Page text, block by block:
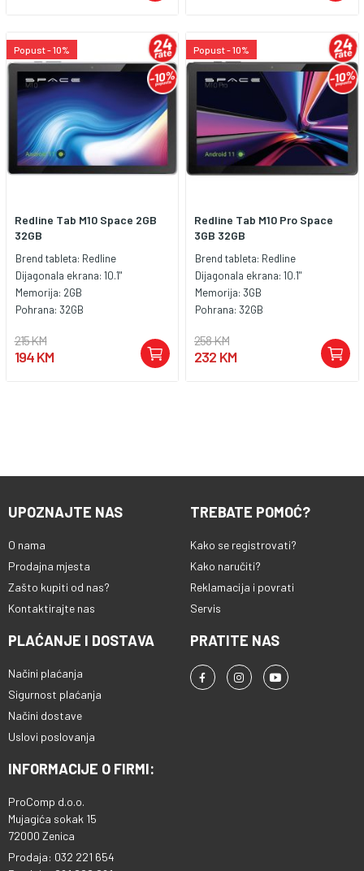
Popust - 10%
Redline Tab M10 Space 2GB
32GB
Brend tableta: Redline
Dijagonala ekrana: 10.1"
Memorija: 2GB
Pohrana: 32GB
215 KM
194 KM
Popust - 10%
Redline Tab M10 Pro Space
3GB 32GB
Brend tableta: Redline
Dijagonala ekrana: 10.1"
Memorija: 3GB
Pohrana: 32GB
258 KM
232 KM
UPOZNAJTE NAS
O nama
Prodajna mjesta
Zašto kupiti od nas?
Kontaktirajte nas
TREBATE POMOĆ?
Kako se registrovati?
Kako naručiti?
Reklamacija i povrati
Servis
PLAĆANJE I DOSTAVA
Načini plaćanja
Sigurnost plaćanja
Načini dostave
Uslovi poslovanja
PRATITE NAS
INFORMACIJE O FIRMI:
ProComp d.o.o.
Mujagića sokak 15
72000 Zenica
Prodaja: 032 221 654